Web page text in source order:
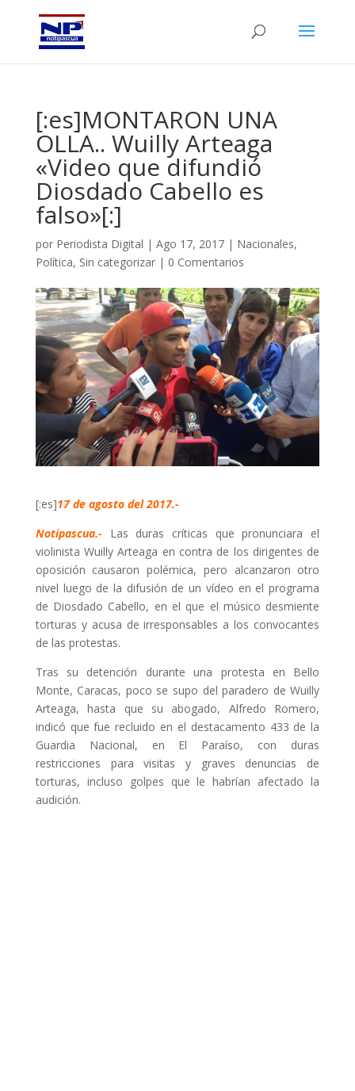
[:es]MONTARON UNA
OLLA.. Wuilly Arteaga
«Video que difundió
Diosdado Cabello es
falso»[:]
por Periodista Digital | Ago 17, 2017| Nacionales,
Política, Sin categorizar| 0 Comentarios
[:es]17 de agosto del 2017.-
Notipascua.-Las duras críticas que pronunciara el
violinista Wuilly Arteaga en contra de los dirigentes de
oposición causaron polémica, pero alcanzaron otro
nivel luego de la difusión de un vídeo en el programa
de Diosdado Cabello, en el que el músico desmiente
torturas y acusa de irresponsables a los convocantes
de las protestas.
Tras su detención durante una protesta en Bello
Monte, Caracas, poco se supo del paradero de Wuilly
Arteaga, hasta que su abogado, Alfredo Romero,
indicó que fue recluido en el destacamento 433 de la
Guardia Nacional, en El Paraíso, con duras
restricciones para visitas y graves denuncias de
torturas, incluso golpes que le habrían afectado la
audición.